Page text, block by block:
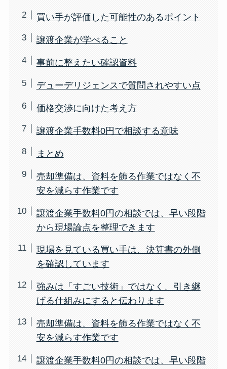
買い手が評価した可能性のあるポイント
譲渡企業が学べること
事前に整えたい確認資料
デューデリジェンスで質問されやすい点
価格交渉に向けた考え方
譲渡企業手数料0円で相談する意味
まとめ
売却準備は、資料を飾る作業ではなく不
安を減らす作業です
譲渡企業手数料0円の相談では、早い段階
から現場論点を整理できます
現場を見ている買い手は、決算書の外側
を確認しています
強みは「すごい技術」ではなく、引き継
げる仕組みにすると伝わります
売却準備は、資料を飾る作業ではなく不
安を減らす作業です
譲渡企業手数料0円の相談では、早い段階